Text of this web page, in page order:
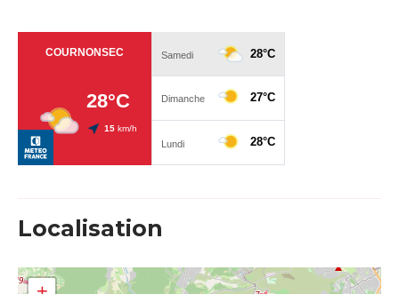
Localisation